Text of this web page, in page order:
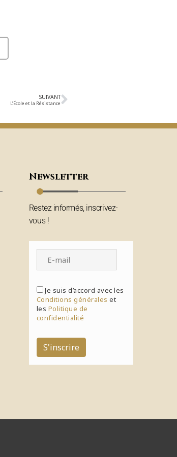
SUIVANT
L’École et la Résistance
Newsletter
Restez informés, inscrivez-
vous !
Je suis d’accord avec les
Conditions générales et
les Politique de
confidentialité
S'inscrire